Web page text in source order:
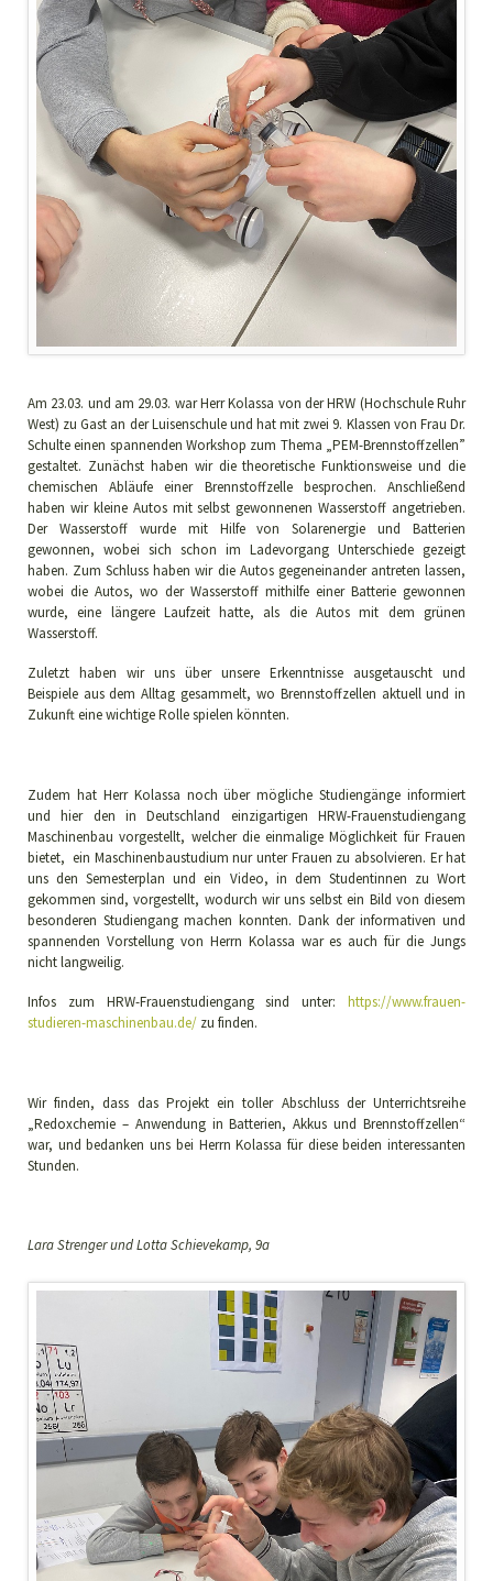
Am 23.03. und am 29.03. war Herr Kolassa von der HRW (Hochschule Ruhr
West) zu Gast an der Luisenschule und hat mit zwei 9. Klassen von Frau Dr.
Schulte einen spannenden Workshop zum Thema „PEM-Brennstoffzellen”
gestaltet. Zunächst haben wir die theoretische Funktionsweise und die
chemischen Abläufe einer Brennstoffzelle besprochen. Anschließend
haben wir kleine Autos mit selbst gewonnenen Wasserstoff angetrieben.
Der Wasserstoff wurde mit Hilfe von Solarenergie und Batterien
gewonnen, wobei sich schon im Ladevorgang Unterschiede gezeigt
haben. Zum Schluss haben wir die Autos gegeneinander antreten lassen,
wobei die Autos, wo der Wasserstoff mithilfe einer Batterie gewonnen
wurde, eine längere Laufzeit hatte, als die Autos mit dem grünen
Wasserstoff.
Zuletzt haben wir uns über unsere Erkenntnisse ausgetauscht und
Beispiele aus dem Alltag gesammelt, wo Brennstoffzellen aktuell und in
Zukunft eine wichtige Rolle spielen könnten.
Zudem hat Herr Kolassa noch über mögliche Studiengänge informiert
und hier den in Deutschland einzigartigen HRW-Frauenstudiengang
Maschinenbau vorgestellt, welcher die einmalige Möglichkeit für Frauen
bietet, ein Maschinenbaustudium nur unter Frauen zu absolvieren. Er hat
uns den Semesterplan und ein Video, in dem Studentinnen zu Wort
gekommen sind, vorgestellt, wodurch wir uns selbst ein Bild von diesem
besonderen Studiengang machen konnten. Dank der informativen und
spannenden Vorstellung von Herrn Kolassa war es auch für die Jungs
nicht langweilig.
Infos zum HRW-Frauenstudiengang sind unter:https://www.frauen-
studieren-maschinenbau.de/zu finden.
Wir finden, dass das Projekt ein toller Abschluss der Unterrichtsreihe
„Redoxchemie – Anwendung in Batterien, Akkus und Brennstoffzellen“
war, und bedanken uns bei Herrn Kolassa für diese beiden interessanten
Stunden.
Lara Strenger und Lotta Schievekamp, 9a